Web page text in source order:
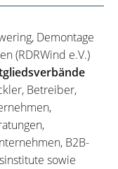
Demontage
(RDRWind e.V.)
Betreiber,
B2B-
sowie